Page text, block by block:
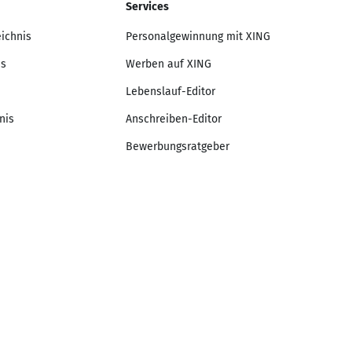
Services
Personalgewinnung mit XING
Werben auf XING
Lebenslauf-Editor
Anschreiben-Editor
Bewerbungsratgeber